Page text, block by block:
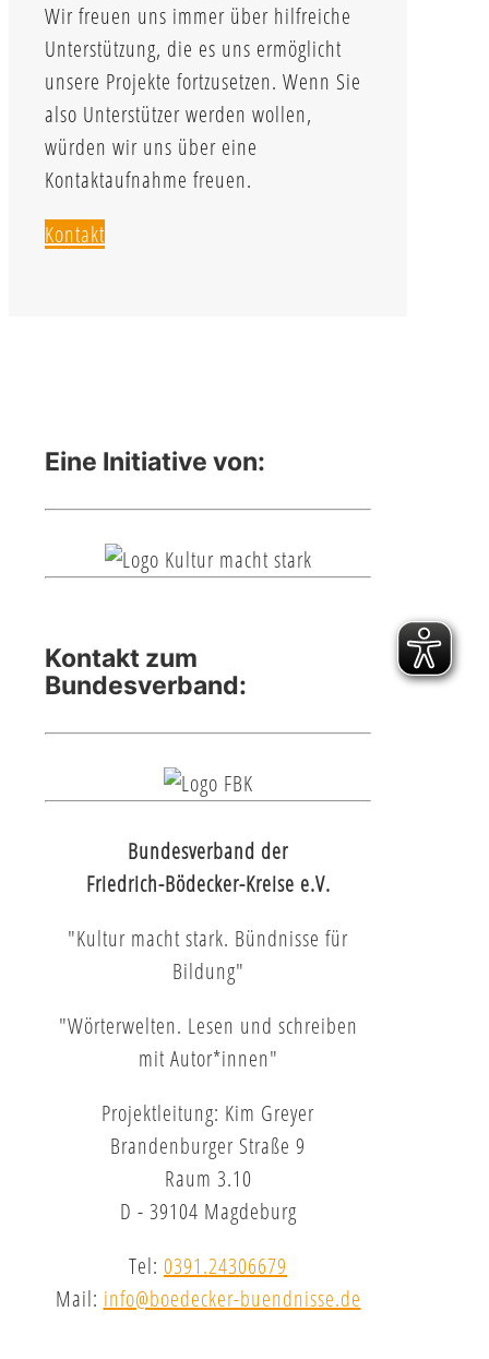
Wir freuen uns immer über hilfreiche
Unterstützung, die es uns ermöglicht
unsere Projekte fortzusetzen. Wenn Sie
also Unterstützer werden wollen,
würden wir uns über eine
Kontaktaufnahme freuen.
Kontakt
Eine Initiative von:
Kontakt zum
Bundesverband:
Bundesverband der
Friedrich-Bödecker-Kreise e.V.
"Kultur macht stark. Bündnisse für
Bildung"
"Wörterwelten. Lesen und schreiben
mit Autor*innen"
Projektleitung: Kim Greyer
Brandenburger Straße 9
Raum 3.10
D - 39104 Magdeburg
Tel: 0391.24306679
Mail: info@boedecker-buendnisse.de